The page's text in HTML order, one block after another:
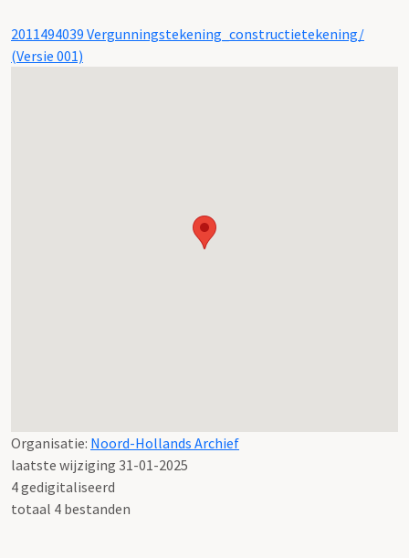
2011494039 Vergunningstekening_constructietekening/
(Versie 001)
Organisatie: Noord-Hollands Archief
laatste wijziging 31-01-2025
4 gedigitaliseerd
totaal 4 bestanden